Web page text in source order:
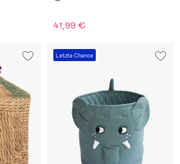
41,99 €
Letzte Chance